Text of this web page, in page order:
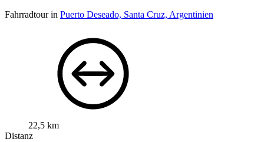
Fahrradtour in Puerto Deseado, Santa Cruz, Argentinien
22,5 km
Distanz